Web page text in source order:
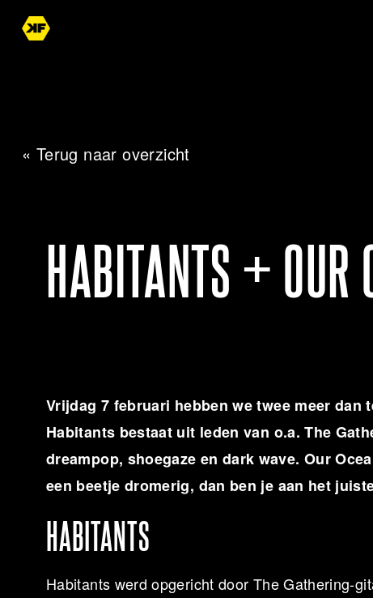
« Terug naar overzicht
HABITANTS + OUR
Vrijdag 7 februari hebben we twee meer
Habitants bestaat uit leden van o.a. The
dreampop, shoegaze en dark wave. Our
een beetje dromerig, dan ben je aan het
HABITANTS
Habitants werd opgericht door The Gathering-